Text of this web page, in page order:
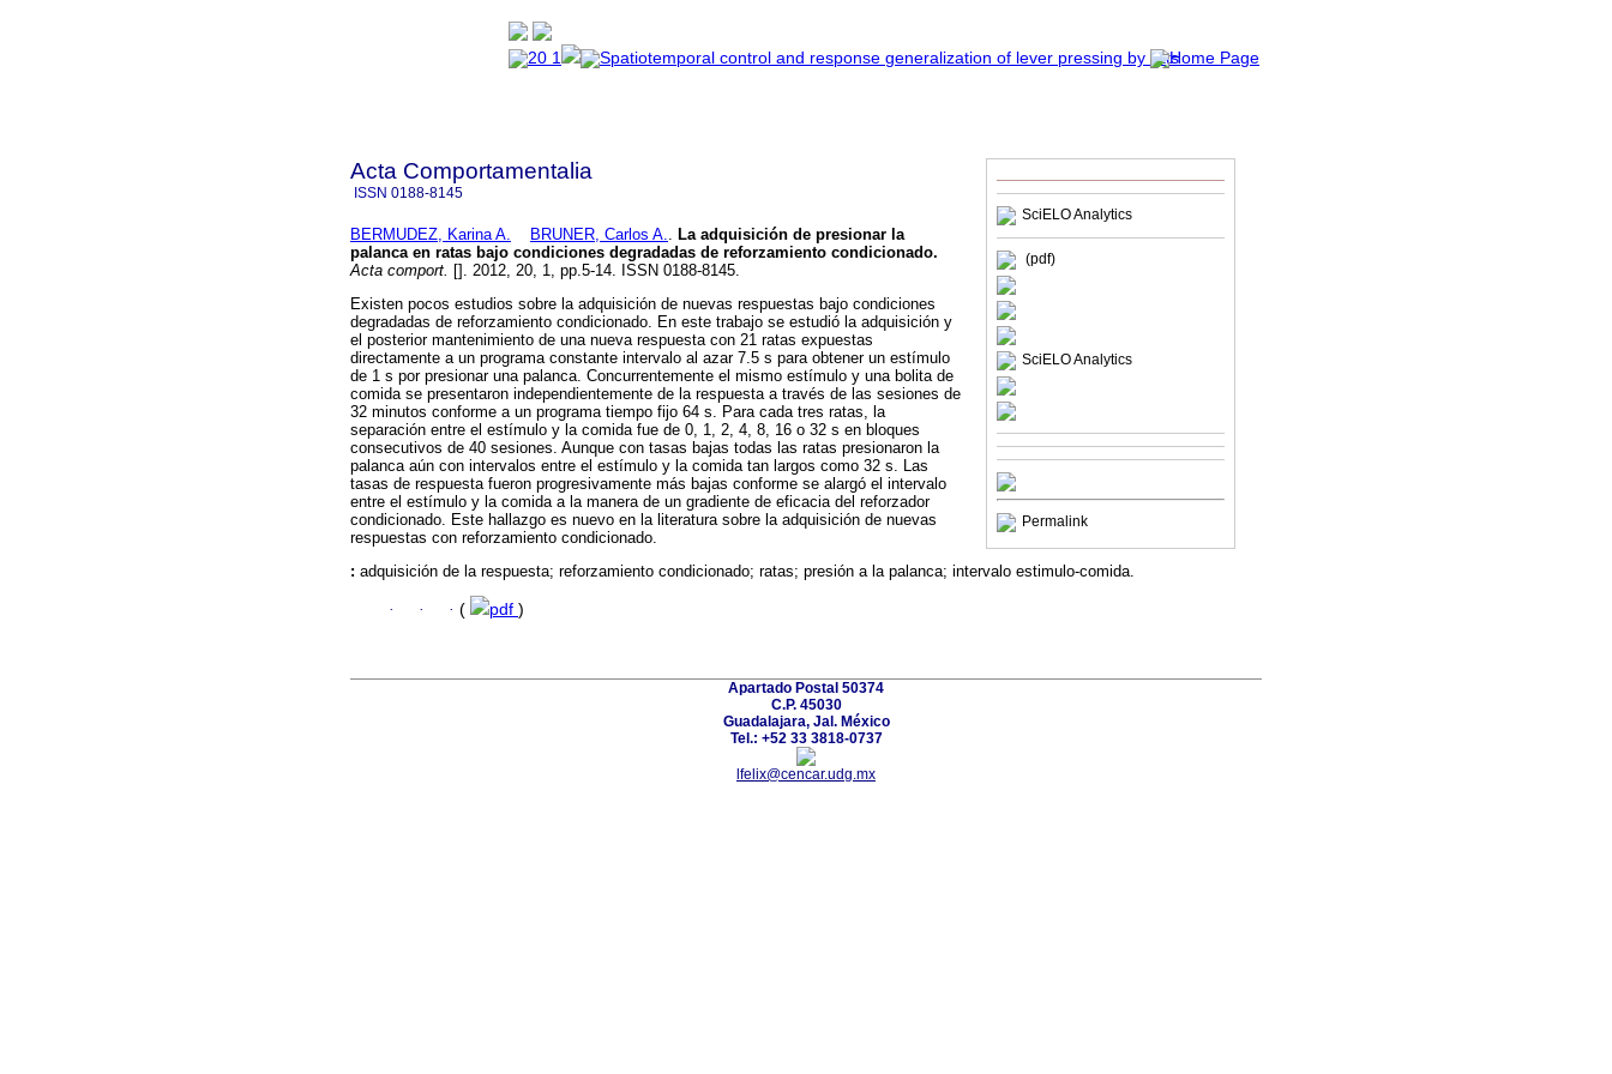
SciELO Analytics
(pdf)
SciELO Analytics
Permalink
Acta Comportamentalia
ISSN 0188-8145
BERMUDEZ, Karina A. BRUNER, Carlos A.
La adquisición de presionar la
palanca en ratas bajo condiciones degradadas de reforzamiento condicionado.
Acta comport.
[]. 2012, 20, 1, pp.5-14. ISSN 0188-8145.
Existen pocos estudios sobre la adquisición de nuevas respuestas bajo condiciones
degradadas de reforzamiento condicionado. En este trabajo se estudió la adquisición y
el posterior mantenimiento de una nueva respuesta con 21 ratas expuestas
directamente a un programa constante intervalo al azar 7.5 s para obtener un estímulo
de 1 s por presionar una palanca. Concurrentemente el mismo estímulo y una bolita de
comida se presentaron independientemente de la respuesta a través de las sesiones de
32 minutos conforme a un programa tiempo fijo 64 s. Para cada tres ratas, la
separación entre el estímulo y la comida fue de 0, 1, 2, 4, 8, 16 o 32 s en bloques
consecutivos de 40 sesiones. Aunque con tasas bajas todas las ratas presionaron la
palanca aún con intervalos entre el estímulo y la comida tan largos como 32 s. Las
tasas de respuesta fueron progresivamente más bajas conforme se alargó el intervalo
entre el estímulo y la comida a la manera de un gradiente de eficacia del reforzador
condicionado. Este hallazgo es nuevo en la literatura sobre la adquisición de nuevas
respuestas con reforzamiento condicionado.
: adquisición de la respuesta; reforzamiento condicionado; ratas; presión a la palanca; intervalo estimulo-comida.
· · · ( pdf )
Apartado Postal 50374
C.P. 45030
Guadalajara, Jal. México
Tel.: +52 33 3818-0737
lfelix@cencar.udg.mx